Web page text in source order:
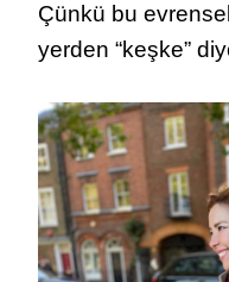
Çünkü bu
yerden “keşke”